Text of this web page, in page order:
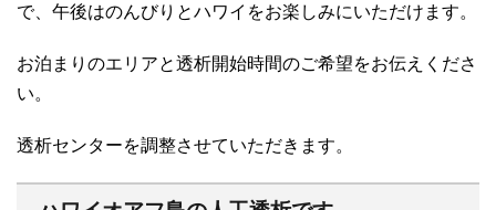
で、午後はのんびりとハワイをお楽しみにいただけます。
お泊まりのエリアと透析開始時間のご希望をお伝えくださ
い。
透析センターを調整させていただきます。